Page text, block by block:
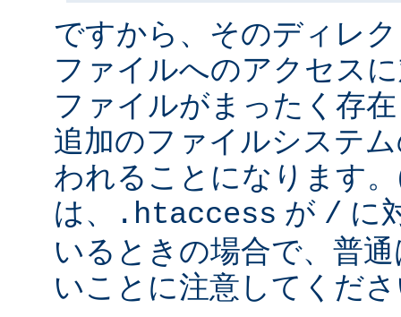
ですから、そのディレ
ファイルへのアクセス
ファイルがまったく存
追加のファイルシステ
われることになります
は、
.htaccess が / に
いるときの場合で、普
いことに注意してくだ